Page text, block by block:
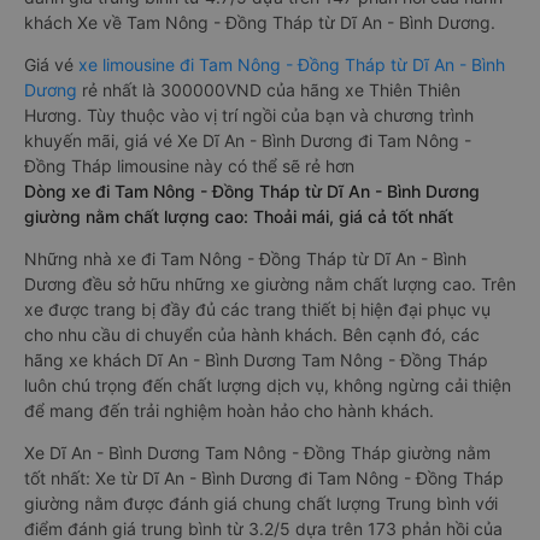
khách Xe về Tam Nông - Đồng Tháp từ Dĩ An - Bình Dương.
Giá vé xe limousine đi Tam Nông - Đồng Tháp từ Dĩ An - Bình
Dương rẻ nhất là 300000VND của hãng xe Thiên Thiên
Hương. Tùy thuộc vào vị trí ngồi của bạn và chương trình
khuyến mãi, giá vé Xe Dĩ An - Bình Dương đi Tam Nông -
Đồng Tháp limousine này có thể sẽ rẻ hơn
Dòng xe đi Tam Nông - Đồng Tháp từ Dĩ An - Bình Dương
giường nằm chất lượng cao: Thoải mái, giá cả tốt nhất
Những nhà xe đi Tam Nông - Đồng Tháp từ Dĩ An - Bình
Dương đều sở hữu những xe giường nằm chất lượng cao. Trên
xe được trang bị đầy đủ các trang thiết bị hiện đại phục vụ
cho nhu cầu di chuyển của hành khách. Bên cạnh đó, các
hãng xe khách Dĩ An - Bình Dương Tam Nông - Đồng Tháp
luôn chú trọng đến chất lượng dịch vụ, không ngừng cải thiện
để mang đến trải nghiệm hoàn hảo cho hành khách.
Xe Dĩ An - Bình Dương Tam Nông - Đồng Tháp giường nằm
tốt nhất: Xe từ Dĩ An - Bình Dương đi Tam Nông - Đồng Tháp
giường nằm được đánh giá chung chất lượng Trung bình với
điểm đánh giá trung bình từ 3.2/5 dựa trên 173 phản hồi của